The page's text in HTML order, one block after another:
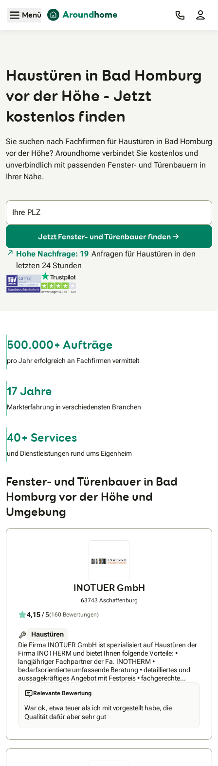
Zum Hauptinhalt
Menü
Haustüren in Bad Homburg
vor der Höhe - Jetzt
kostenlos finden
Sie suchen nach Fachfirmen für Haustüren in Bad Homburg
vor der Höhe? Aroundhome verbindet Sie kostenlos und
unverbindlich mit passenden Fenster- und Türenbauern in
Ihrer Nähe.
Ihre PLZ
Jetzt Fenster- und Türenbauer finden
Hohe Nachfrage: 19 Anfragen für Haustüren in den
letzten 24 Stunden
500.000+ Aufträge
pro Jahr erfolgreich an Fachfirmen vermittelt
17 Jahre
Markterfahrung in verschiedensten Branchen
40+ Services
und Dienstleistungen rund ums Eigenheim
Fenster- und Türenbauer in Bad
Homburg vor der Höhe und
Umgebung
INOTUER GmbH
63743 Aschaffenburg
4,15/ 5(160 Bewertungen)
Haustüren
Die Firma INOTUER GmbH ist spezialisiert auf Haustüren der
Firma INOTHERM und bietet Ihnen folgende Vorteile: •
langjähriger Fachpartner der Fa. INOTHERM •
bedarfsorientierte umfassende Beratung • detailliertes und
aussagekräftiges Angebot mit Festpreis • fachgerechte
Montage durch Meisterbetrieb (Metallbau) • Inbetriebnahme
und Erst-Einspeicherung des Fingerscans durch Montage-
im Bereich hochwertiger Aluminium-Haustüren. Nachfolgend
einige Vorteile: • strikte Einhaltung der bestätigten
Lieferwoche, 6-8 Wochen Lieferzeit • 5 Jahre
bereits in der Standardvariante mit 5-fach Verriegelung und 3
Relevante Bewertung
War ok, etwa teuer als ich mit vorgestellt habe, die
Qualität dafür aber sehr gut